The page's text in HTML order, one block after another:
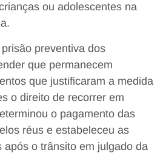
ou adolescentes na
preventiva dos
que permanecem
que justificaram a medida
o direito de recorrer em
o pagamento das
réus e estabeleceu as
após o trânsito em julgado da